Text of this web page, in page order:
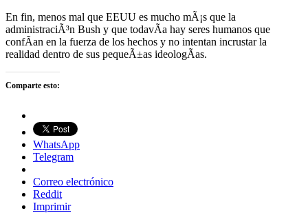
En fin, menos mal que EEUU es mucho mÃ¡s que la
administraciÃ³n Bush y que todavÃ­a hay seres humanos que
confÃ­an en la fuerza de los hechos y no intentan incrustar la
realidad dentro de sus pequeÃ±as ideologÃ­as.
Comparte esto:
WhatsApp
Telegram
Correo electrónico
Reddit
Imprimir